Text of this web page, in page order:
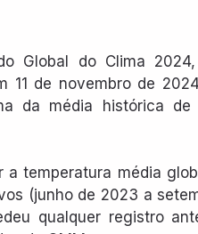
Global do Clima
11 de novembro de
da média histórica de
temperatura média
(junho de 2023 a
qualquer registro